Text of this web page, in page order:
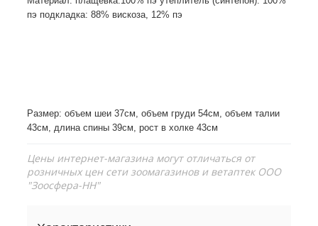
пэ подкладка: 88% вискоза, 12% пэ
Размер: объем шеи 37см, объем груди 54см, объем талии
43см, длина спины 39см, рост в холке 43см
Цены интернет-магазина могут отличаться от
розничных цен сети зоомагазинов и ветаптек ООО
"Зоосфера-НН"